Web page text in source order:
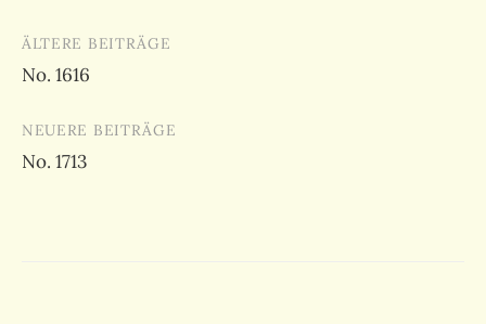
Beitragsnavigation
ÄLTERE BEITRÄGE
No. 1616
NEUERE BEITRÄGE
No. 1713